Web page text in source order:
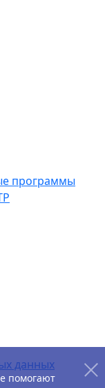
программы
данных
помогают